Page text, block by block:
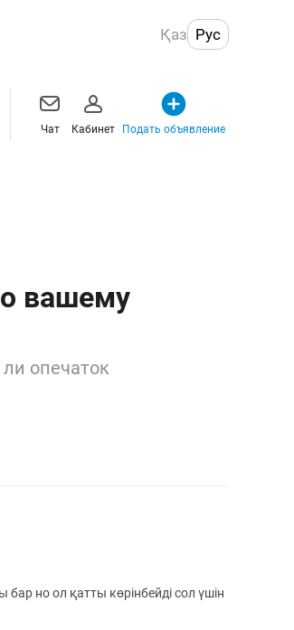
Қаз Рус
Чат Кабинет Подать объявление
вашему
опечаток
но ол қатты көрінбейді сол үшін